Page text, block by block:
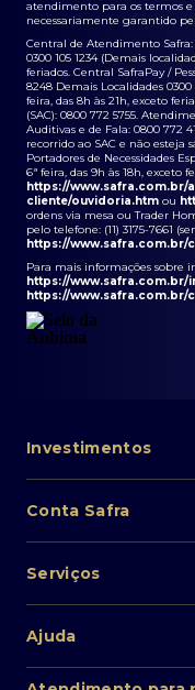
atendimento para os termos e
necessariamente garantido
Central de Atendimento Safra:
0300 105 1234 (Demais
feriados. Central SafraPay /
8248 Demais Localidades
feira, das 8h às 21h, exceto
(SAC): 0800 772 5755.
Auditivas e de Fala: 0800 772
recorrido ao SAC e não esteja
Portadores de Necessidades
6ª feira, das 9h às 18h, exceto
https://www.safra.com.br/
cliente/ouvidoria.htm ou
ordens via mesa ou Trader
pelo telefone: (11) 3175-7661
https://
Para mais informações sobre
https://www.safra.com.br/
https://www.safra.com.br/
Investimentos
Lista de fundos de
Private Banking
Renda fixa
Conta Safra
Pessoa Física
Cartões
Empréstimos e
Serviços
Perda/roubo de celular
Ajuda
Atendimento ao